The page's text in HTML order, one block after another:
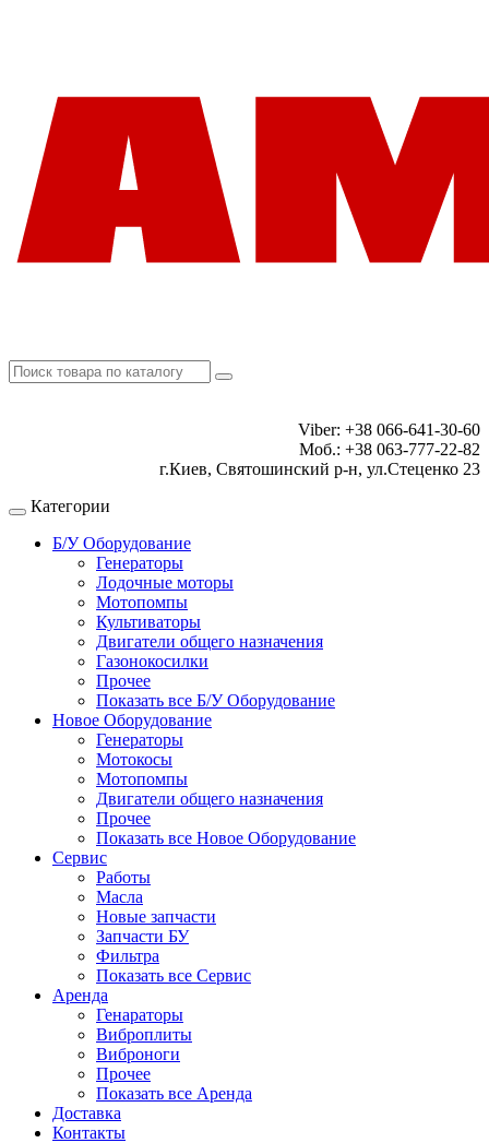
Viber: +38 066-641-30-60
Моб.: +38 063-777-22-82
г.Киев, Святошинский р-н, ул.Стеценко 23
Категории
Б/У Оборудование
Генераторы
Лодочные моторы
Мотопомпы
Культиваторы
Двигатели общего назначения
Газонокосилки
Прочее
Показать все Б/У Оборудование
Новое Оборудование
Генераторы
Мотокосы
Мотопомпы
Двигатели общего назначения
Прочее
Показать все Новое Оборудование
Сервис
Работы
Масла
Новые запчасти
Запчасти БУ
Фильтра
Показать все Сервис
Аренда
Генараторы
Виброплиты
Виброноги
Прочее
Показать все Аренда
Доставка
Контакты